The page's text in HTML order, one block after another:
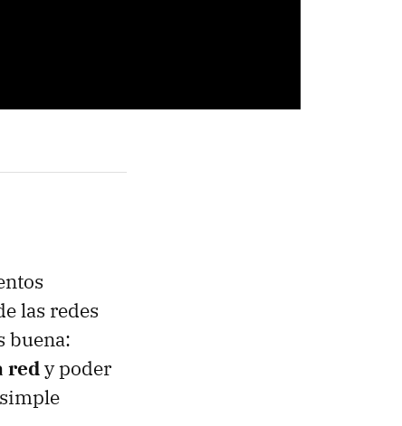
las redes
buena:
redy poder